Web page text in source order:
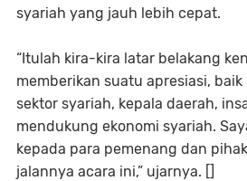
syariah yang jauh lebih cepat.
“Itulah kira-kira latar belakang
memberikan suatu apresiasi, baik
sektor syariah, kepala daerah,
mendukung ekonomi syariah.
kepada para pemenang dan
jalannya acara ini,” ujarnya. []